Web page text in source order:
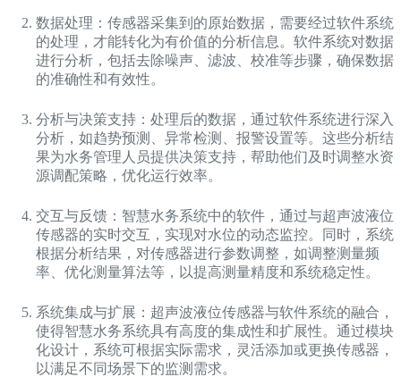
数据处理：传感器采集到的原始数据，需要经过软件系统
的处理，才能转化为有价值的分析信息。软件系统对数据
进行分析，包括去除噪声、滤波、校准等步骤，确保数据
的准确性和有效性。
分析与决策支持：处理后的数据，通过软件系统进行深入
分析，如趋势预测、异常检测、报警设置等。这些分析结
果为水务管理人员提供决策支持，帮助他们及时调整水资
源调配策略，优化运行效率。
交互与反馈：智慧水务系统中的软件，通过与超声波液位
传感器的实时交互，实现对水位的动态监控。同时，系统
根据分析结果，对传感器进行参数调整，如调整测量频
率、优化测量算法等，以提高测量精度和系统稳定性。
系统集成与扩展：超声波液位传感器与软件系统的融合，
使得智慧水务系统具有高度的集成性和扩展性。通过模块
化设计，系统可根据实际需求，灵活添加或更换传感器，
以满足不同场景下的监测需求。